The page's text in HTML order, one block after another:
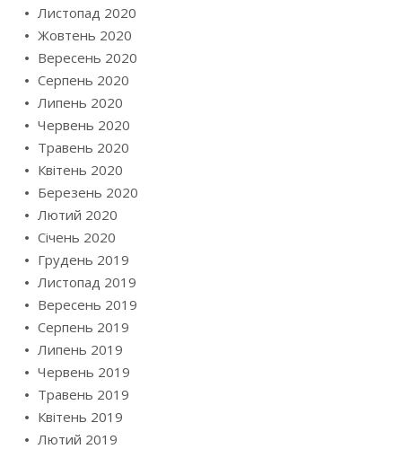
Листопад 2020
Жовтень 2020
Вересень 2020
Серпень 2020
Липень 2020
Червень 2020
Травень 2020
Квітень 2020
Березень 2020
Лютий 2020
Січень 2020
Грудень 2019
Листопад 2019
Вересень 2019
Серпень 2019
Липень 2019
Червень 2019
Травень 2019
Квітень 2019
Лютий 2019